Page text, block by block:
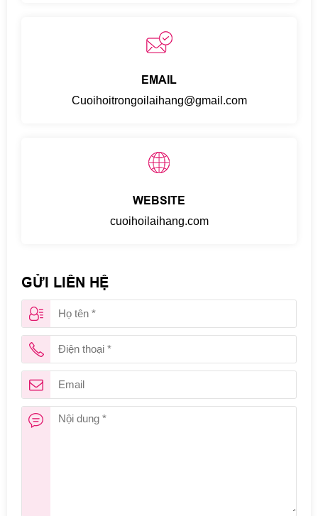
EMAIL
Cuoihoitrongoilaihang@gmail.com
WEBSITE
cuoihoilaihang.com
GỬI LIÊN HỆ